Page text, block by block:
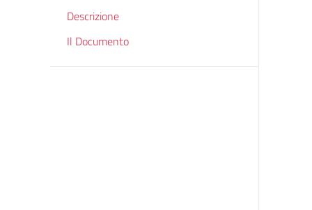
Descrizione
Il Documento